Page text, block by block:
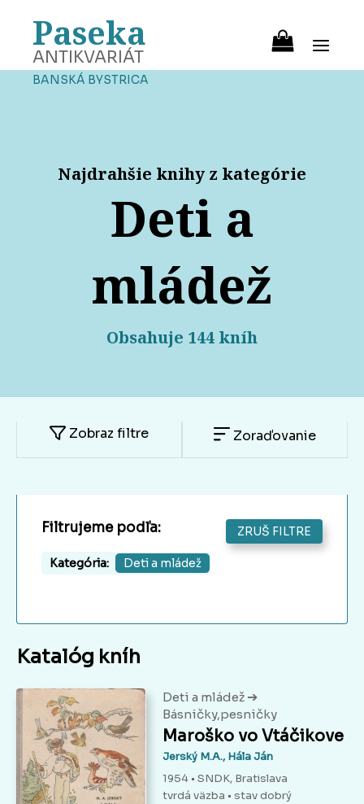
Paseka
ANTIKVARIÁT
BANSKÁ BYSTRICA
Najdrahšie knihy z kategórie
Deti a
mládež
Obsahuje 144 kníh
Zobraz filtre Zoraďovanie
Filtrujeme podľa: ZRUŠ FILTRE
Kategória: Deti a mládež
Katalóg kníh
Deti a mládež ➔
Básničky,pesničky
Maroško vo Vtáčikove
Jerský M.A., Hála Ján
1954 • SNDK, Bratislava
tvrdá väzba • stav dobrý